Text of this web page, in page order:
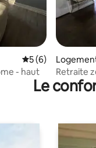
Note moyenne
5 (6)
- haut
Retraite
Dernier
Le